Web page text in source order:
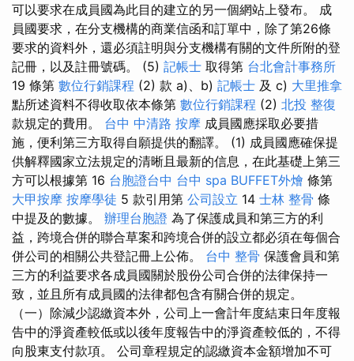
可以要求在成員國為此目的建立的另一個網站上發布。 成
員國要求，在分支機構的商業信函和訂單中，除了第26條
要求的資料外，還必須註明與分支機構有關的文件所附的登
記冊，以及註冊號碼。 (5) 記帳士 取得第 台北會計事務所
19 條第 數位行銷課程 (2) 款 a)、b) 記帳士 及 c) 大里推拿
點所述資料不得收取依本條第 數位行銷課程 (2) 北投 整復
款規定的費用。 台中 中清路 按摩 成員國應採取必要措
施，便利第三方取得自願提供的翻譯。 (1) 成員國應確保提
供解釋國家立法規定的清晰且最新的信息，在此基礎上第三
方可以根據第 16 台胞證台中 台中 spa BUFFET外燴 條第
大甲按摩 按摩學徒 5 款引用第 公司設立 14 士林 整骨 條
中提及的數據。 辦理台胞證 為了保護成員和第三方的利
益，跨境合併的聯合草案和跨境合併的設立都必須在每個合
併公司的相關公共登記冊上公佈。 台中 整骨 保護會員和第
三方的利益要求各成員國關於股份公司合併的法律保持一
致，並且所有成員國的法律都包含有關合併的規定。
（一）除減少認繳資本外，公司上一會計年度結束日年度報
告中的淨資產較低或以後年度報告中的淨資產較低的，不得
向股東支付款項。 公司章程規定的認繳資本金額增加不可